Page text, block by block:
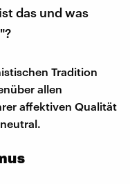
das und was
Tradition
allen
affektiven Qualität